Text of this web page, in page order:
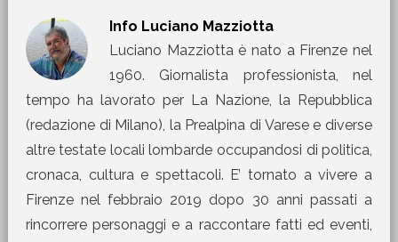
Info Luciano Mazziotta
Luciano Mazziotta è nato a Firenze nel
1960. Giornalista professionista, nel
tempo ha lavorato per La Nazione, la Repubblica
(redazione di Milano), la Prealpina di Varese e diverse
altre testate locali lombarde occupandosi di politica,
cronaca, cultura e spettacoli. E’ tornato a vivere a
Firenze nel febbraio 2019 dopo 30 anni passati a
rincorrere personaggi e a raccontare fatti ed eventi,